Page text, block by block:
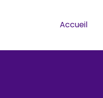
Accueil